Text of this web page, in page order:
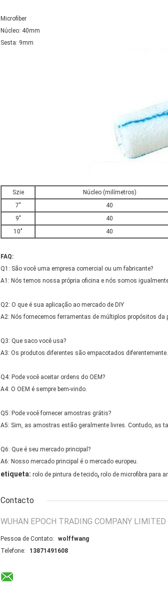
Microfiber
Núcleo: 40mm
Sesta: 9mm
Szie Núcleo (milímetros)
7"
40
9"
40
10"
40
FAQ:
Q1: São você uma empresa comercial ou um fabricante?
A1: Nós temos nossa própria oficina e nós somos
Q2: O que é sua aplicação ao mercado de DIY
A2: Nós fornecemos ferramentas de múltiplos propósitos da
Q3: Que saco você usa?
A3: Os produtos diferentes são empacotados
Q4: Pode você aceitar ordens do OEM?
A4: O OEM é sempre bem-vindo.
Q5: Pode você fornecer amostras grátis?
A5: Sim, as amostras estão geralmente livres. Contudo, as
Q6: Que é seu mercado principal?
A6: Nosso mercado principal é o mercado europeu.
etiqueta: rolo de pintura de tecido, rolo de microfibra para
Contacto
WUHAN EPOCH TRADING COMPANY LIMITED
Pessoa de Contato:
wolffwang
Telefone:
13871491608